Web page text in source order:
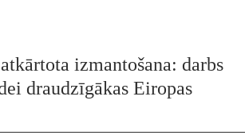
izmantošana: darbs
draudzīgākas Eiropas